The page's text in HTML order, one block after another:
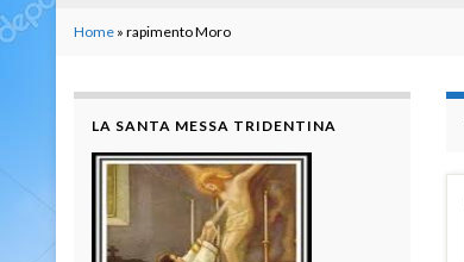
Home » rapimento Moro
LA SANTA MESSA TRIDENTINA